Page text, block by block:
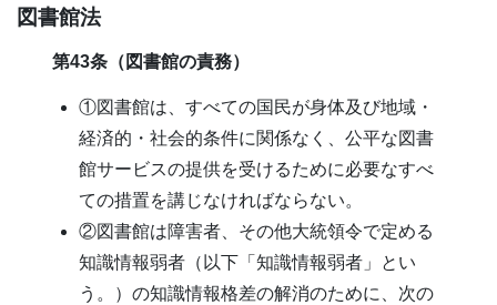
図書館法
第43条（図書館の責務）
①図書館は、すべての国民が身体及び地域・
経済的・社会的条件に関係なく、公平な図書
館サービスの提供を受けるために必要なすべ
ての措置を講じなければならない。
②図書館は障害者、その他大統領令で定める
知識情報弱者（以下「知識情報弱者」とい
う。）の知識情報格差の解消のために、次の